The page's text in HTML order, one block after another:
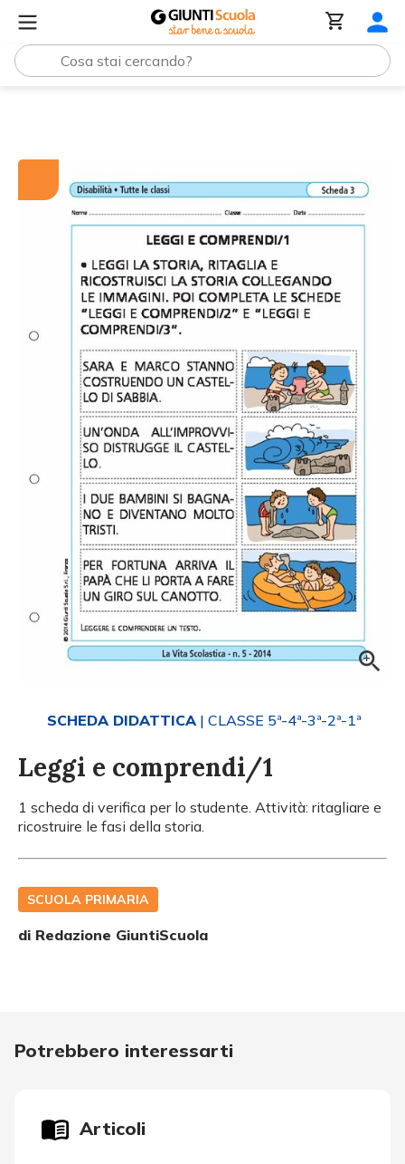
SCHEDA DIDATTICA | CLASSE 5ª-4ª-3ª-2ª-1ª
Leggi e comprendi/1
1 scheda di verifica per lo studente. Attività: ritagliare e
ricostruire le fasi della storia.
SCUOLA PRIMARIA
di Redazione GiuntiScuola
Potrebbero interessarti
Articoli